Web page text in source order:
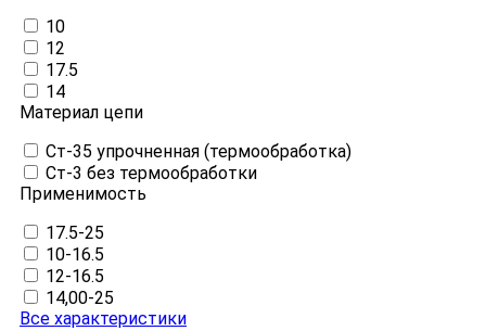
10
12
17.5
14
Материал цепи
Ст-35 упрочненная (термообработка)
Ст-3 без термообработки
Применимость
17.5-25
10-16.5
12-16.5
14,00-25
Все характеристики